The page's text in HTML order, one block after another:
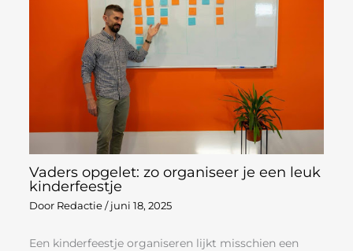
Vaders opgelet: zo organiseer je een leuk
kinderfeestje
Door Redactie / juni 18, 2025
Een kinderfeestje organiseren lijkt misschien een